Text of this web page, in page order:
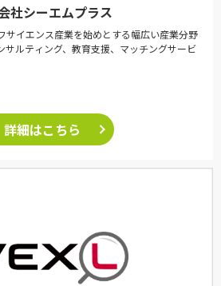
社シーエムプラス
サイエンス産業を始めとする幅広い産業分野
サルティング、教育支援、マッチングサービ
詳細はこちら